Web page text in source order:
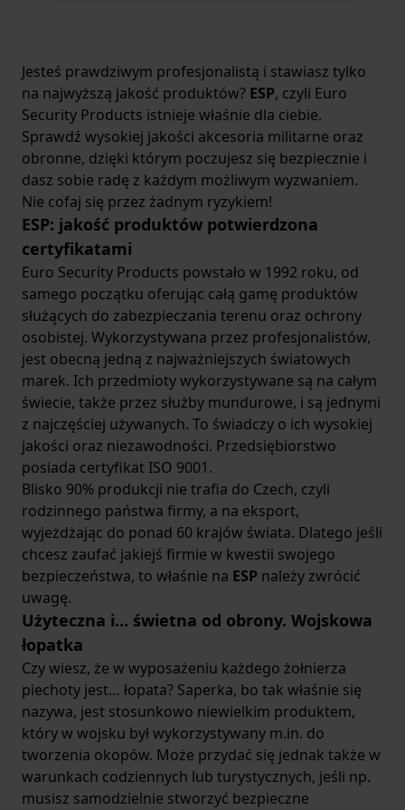
uniemożliwiające przypadkowe porażenie
samego siebie.
Brak konieczności celowania– w
przeciwieństwie do broni palnej,
wystarczy kontakt z dowolną częścią ciała
agresora, by uzyskać maksymalny efekt
obezwładniający.
Najlepsze marki na rynku: Guard, Husha i
ESP
Wybierając sprzęt do ochrony życia, nie
ma miejsca na kompromisy, dlatego w
naszym sklepie oferujemy produkty od
liderów branży, takich jakGuard, ESP czy
Husha. MarkaGuardsłynie z
niezawodnych modeli o dużej mocy,
podczas gdyHushadostarcza
zaawansowane technologicznie
rozwiązania stosowane przez
profesjonalne służby mundurowe. Jeśli
zależy Ci na akcesoriach łączących funkcję
obronną z gazem, sprawdź produkty
Sabre Redoraz wejdź w naszranking top
10 broni bez zezwolenia.
Jak działa paralizator i jak go używać?
Zasada działania jest prosta: urządzenie
generuje prąd o wysokim napięciu, ale
niskim natężeniu, co powoduje
natychmiastowe skurcze mięśni i
dezorientację. Aby w pełni zrozumieć ten
mechanizm, przeczytaj nasz poradnik:jak
działają paralizatory. Pamiętaj, że kluczem
do sukcesu jestpewne przyłożenie
elektroddo ciała napastnika – najlepiej w
miejsca o dużym skupieniu mięśni, jak
uda, ramiona czy klatka piersiowa.
Jesteś prawdziwym profesjonalistą i stawiasz tylko
na najwyższą jakość produktów? ESP, czyli Euro
Security Products istnieje właśnie dla ciebie.
Sprawdź wysokiej jakości akcesoria militarne oraz
obronne, dzięki którym poczujesz się bezpiecznie i
dasz sobie radę z każdym możliwym wyzwaniem.
Nie cofaj się przez żadnym ryzykiem!
ESP: jakość produktów potwierdzona
certyfikatami
Euro Security Products powstało w 1992 roku, od
samego początku oferując całą gamę produktów
służących do zabezpieczania terenu oraz ochrony
osobistej. Wykorzystywana przez profesjonalistów,
jest obecną jedną z najważniejszych światowych
marek. Ich przedmioty wykorzystywane są na całym
świecie, także przez służby mundurowe, i są jednymi
z najczęściej używanych. To świadczy o ich wysokiej
jakości oraz niezawodności. Przedsiębiorstwo
posiada certyfikat ISO 9001.
Blisko 90% produkcji nie trafia do Czech, czyli
rodzinnego państwa firmy, a na eksport,
wyjeżdżając do ponad 60 krajów świata. Dlatego jeśli
chcesz zaufać jakiejś firmie w kwestii swojego
bezpieczeństwa, to właśnie na ESP należy zwrócić
uwagę.
Użyteczna i… świetna od obrony. Wojskowa
łopatka
Czy wiesz, że w wyposażeniu każdego żołnierza
piechoty jest… łopata? Saperka, bo tak właśnie się
nazywa, jest stosunkowo niewielkim produktem,
który w wojsku był wykorzystywany m.in. do
tworzenia okopów. Może przydać się jednak także w
warunkach codziennych lub turystycznych, jeśli np.
musisz samodzielnie stworzyć bezpieczne